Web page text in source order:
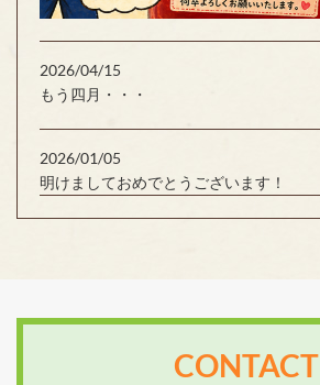
2026/04/15
もう四月・・・
2026/01/05
明けましておめでとうございます！
CONTACT